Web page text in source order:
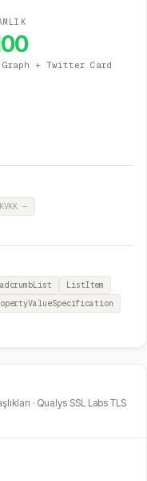
Graph + Twitter Card
—
ListItem
· Qualys SSL Labs TLS